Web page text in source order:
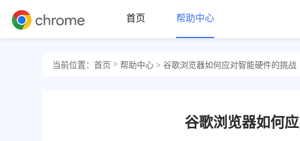
首页 帮助中心
当前位置： 首页 > 帮助中心 > 谷歌浏览器如何应对智能硬件的挑战
谷歌浏览器如何